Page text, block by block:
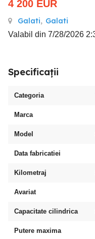
4 200 EUR
Galati, Galati
Valabil din 7/28/2026
Specificații
Categoria
Marca
Model
Data fabricatiei
Kilometraj
Avariat
Capacitate cilindrica
Putere maxima